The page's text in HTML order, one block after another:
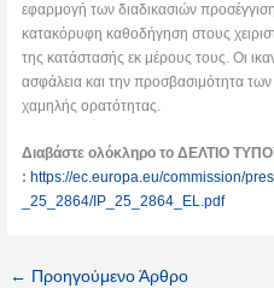
εφαρμογή των διαδικασιών
κατακόρυφη καθοδήγηση στους
της κατάστασής εκ μέρους τους. Οι
ασφάλεια και την προσβασιμότητα
χαμηλής ορατότητας.
Διαβάστε ολόκληρο το ΔΕΛΤΙΟ
: https://ec.europa.eu/commission/
_25_2864/IP_25_2864_EL.pdf
← Προηγούμενο Άρθρο